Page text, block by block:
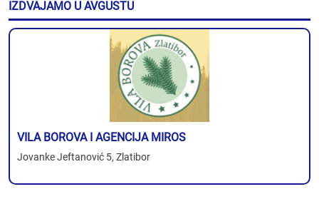
IZDVAJAMO U AVGUSTU
VILA BOROVA I AGENCIJA MIROS
Jovanke Jeftanović 5, Zlatibor